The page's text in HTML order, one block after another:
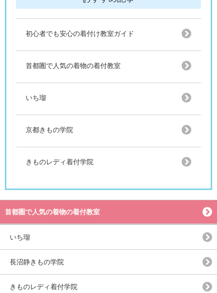
初心者でも安心の着付け教室ガイド
首都圏で人気の着物の着付教室
いち瑠
京都きもの学院
きものレディ着付学院
首都圏で人気の着物の着付教室
いち瑠
長沼静きもの学院
きものレディ着付学院